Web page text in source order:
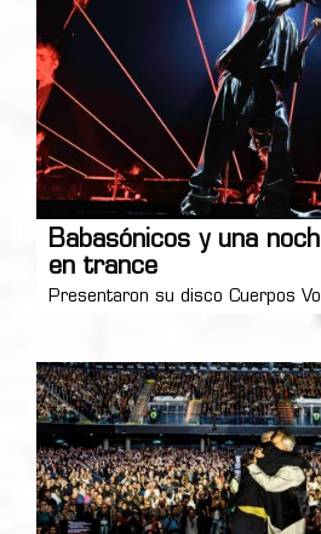
Babasónicos y una
en trance
Presentaron su disco Cuerpos